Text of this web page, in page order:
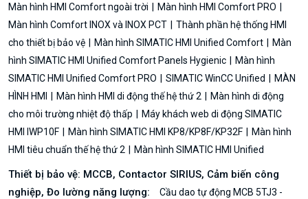
Màn hình HMI Comfort ngoài trời
Màn hình HMI Comfort PRO
Màn hình Comfort INOX và INOX PCT
Thành phần hệ thống HMI
cho thiết bị bảo vệ
Màn hình SIMATIC HMI Unified Comfort
Màn
hình SIMATIC HMI Unified Comfort Panels Hygienic
Màn hình
SIMATIC HMI Unified Comfort PRO
SIMATIC WinCC Unified
MÀN
HÌNH HMI
Màn hình HMI di động thế hệ thứ 2
Màn hình di động
cho môi trường nhiệt độ thấp
Máy khách web di động SIMATIC
HMI IWP10F
Màn hình SIMATIC HMI KP8/KP8F/KP32F
Màn hình
HMI tiêu chuẩn thế hệ thứ 2
Màn hình SIMATIC HMI Unified
Thiết bị bảo vệ: MCCB, Contactor SIRIUS, Cảm biến công
nghiệp, Đo lường năng lượng:
Cầu dao tự động MCB 5TJ3 -